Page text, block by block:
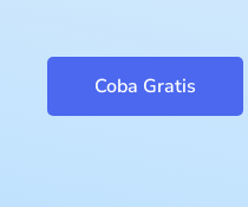
Coba Gratis